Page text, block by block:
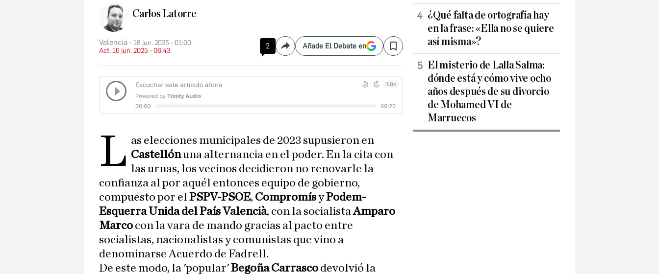
Carlos Latorre
Valencia
16 jun. 2025 - 01:00
Act. 16 jun. 2025 - 06:43
2 CompartirAñade El Debate en Save
L as elecciones municipales de 2023 supusieron en
Castellónuna alternancia en el poder. En la cita con
las urnas, los vecinos decidieron no renovarle la
confianza al por aquél entonces equipo de gobierno,
compuesto por el PSPV-PSOE, CompromísyPodem-
Esquerra Unida del País Valencià, con la socialistaAmparo
Marco con la vara de mando gracias al pacto entre
socialistas, nacionalistas y comunistas que vino a
denominarse Acuerdo de Fadrell.
De este modo, la 'popular'Begoña Carrasco devolvió la
¿Qué falta de ortografía hay
en la frase: «Ella no se quiere
así misma»?
El misterio de Lalla Salma:
dónde está y cómo vive ocho
años después de su divorcio
de Mohamed VI de
Marruecos